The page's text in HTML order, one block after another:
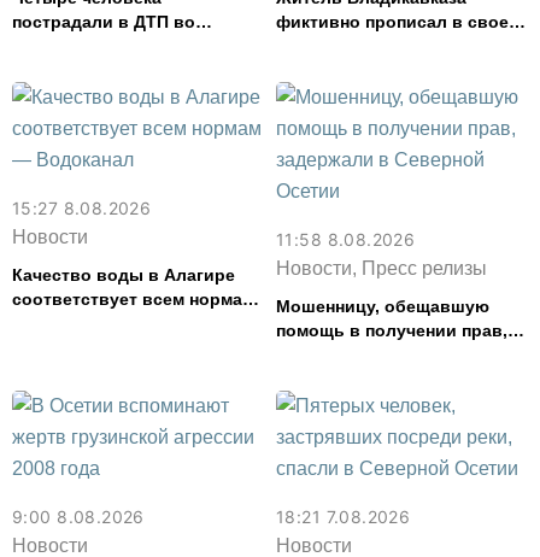
пострадали в ДТП во
фиктивно прописал в своем
15:27 8.08.2026
Новости
Качество воды в Алагире
соответствует всем нормам
11:58 8.08.2026
Новости, Пресс релизы
Мошенницу, обещавшую
помощь в получении прав,
9:00 8.08.2026
Новости
18:21 7.08.2026
Новости